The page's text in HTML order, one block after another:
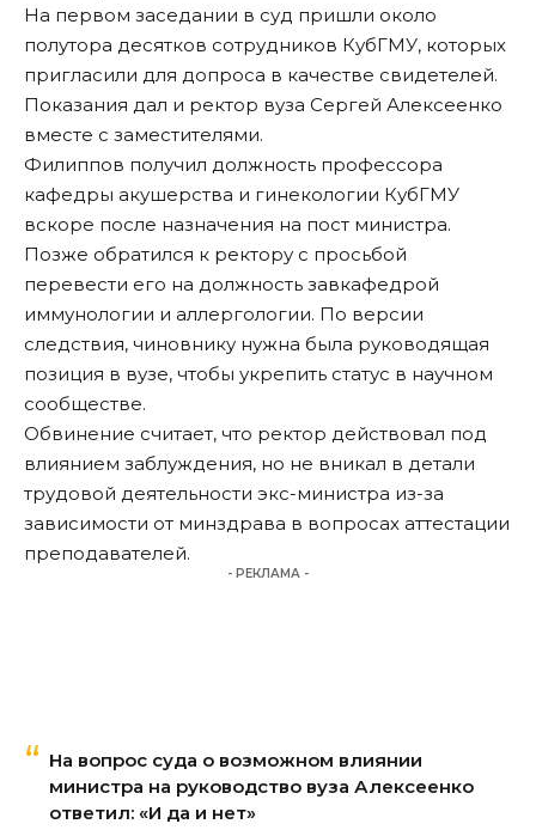
На первом заседании в суд пришли около
полутора десятков сотрудников КубГМУ, которых
пригласили для допроса в качестве свидетелей.
Показания дал и ректор вуза Сергей Алексеенко
вместе с заместителями.
Филиппов получил должность профессора
кафедры акушерства и гинекологии КубГМУ
вскоре после назначения на пост министра.
Позже обратился к ректору с просьбой
перевести его на должность завкафедрой
иммунологии и аллергологии. По версии
следствия, чиновнику нужна была руководящая
позиция в вузе, чтобы укрепить статус в научном
сообществе.
Обвинение считает, что ректор действовал под
влиянием заблуждения, но не вникал в детали
трудовой деятельности экс-министра из-за
зависимости от минздрава в вопросах аттестации
преподавателей.
- РЕКЛАМА -
На вопрос суда о возможном влиянии
министра на руководство вуза Алексеенко
ответил: «И да и нет»